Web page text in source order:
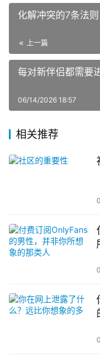
化解冲突的7条法则
上一篇
每对新伴侣都需要
06/14/2026 18:57
相关推荐